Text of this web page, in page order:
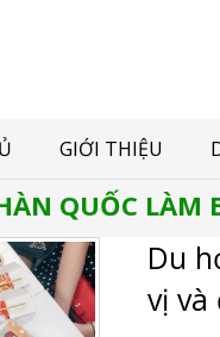
GIỚI THIỆU
QUỐC LÀM
Du
vị và